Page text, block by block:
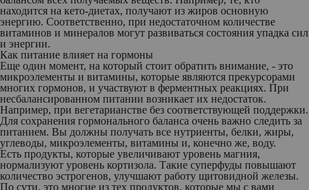
находится на кето-диетах, получают из жиров основную
энергию. Соответственно, при недостаточном количестве
витаминов и минералов могут развиваться состояния упадка сил
и энергии.
Как питание влияет на гормоны
Еще один момент, на который стоит обратить внимание, - это
микроэлементы и витамины, которые являются прекурсорами
многих гормонов, и участвуют в ферментных реакциях. При
несбалансированном питании возникает их недостаток.
Например, при вегетарианстве без соответствующей поддержки.
Для сохранения гормонального баланса очень важно следить за
питанием. Вы должны получать все нутриенты, белки, жиры,
углеводы, микроэлементы, витамины и, конечно же, воду.
Есть продукты, которые увеличивают уровень магния,
нормализуют уровень кортизола. Такие суперфуды повышают
количество эстрогенов, улучшают работу щитовидной железы.
По сути, это многие из тех продуктов, которые мы с вами